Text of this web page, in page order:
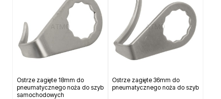
Ostrze zagięte 18mm do
pneumatycznego noża do szyb
samochodowych
Ostrze zagięte 36mm do
pneumatycznego noża do szyb